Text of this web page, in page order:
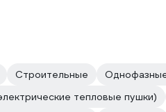
Строительные
тепловые пушки)